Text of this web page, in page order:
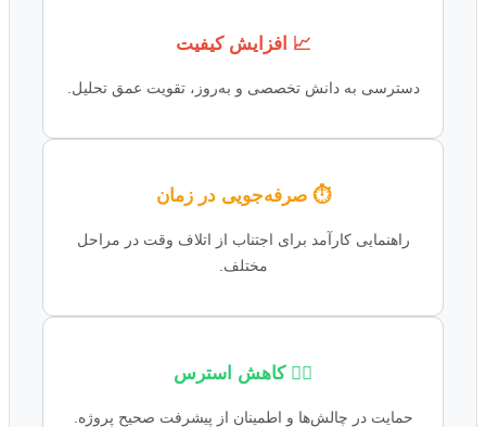
📈 افزایش کیفیت
دسترسی به دانش تخصصی و به‌روز، تقویت عمق تحلیل.
⏱️ صرفه‌جویی در زمان
راهنمایی کارآمد برای اجتناب از اتلاف وقت در مراحل
مختلف.
🧘‍♀️ کاهش استرس
حمایت در چالش‌ها و اطمینان از پیشرفت صحیح پروژه.